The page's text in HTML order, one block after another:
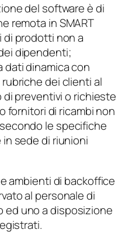
del software è di
remota in SMART
di prodotti non a
dipendenti;
dati dinamica con
dei clienti al
preventivi o richieste
fornitori di ricambi non
le specifiche
sede di riunioni
ambienti di backoffice
al personale di
ed uno a disposizione